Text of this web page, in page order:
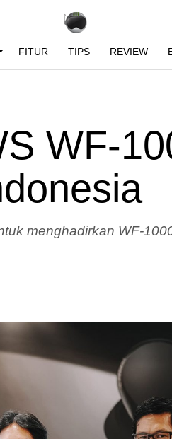
FITUR TIPS REVIEW
WF-
menghadirkan WF-